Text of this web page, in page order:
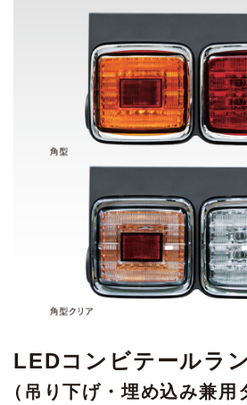
LEDコンビテールラ
（吊り下げ・埋め込み兼用